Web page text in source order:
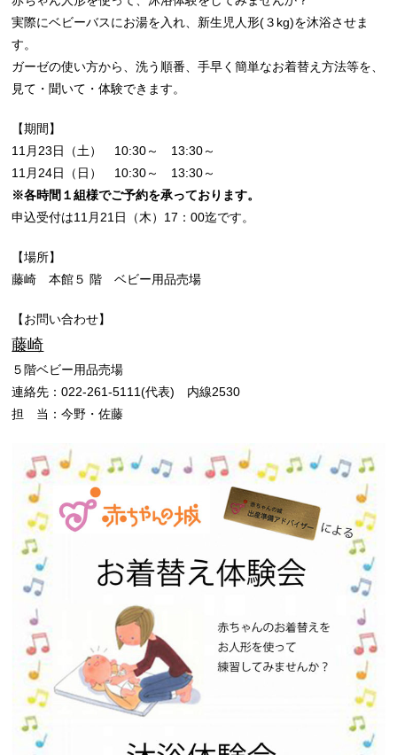
実際にベビーバスにお湯を入れ、新生児人形(３kg)を沐浴させま
す。
ガーゼの使い方から、洗う順番、手早く簡単なお着替え方法等を、
見て・聞いて・体験できます。
【期間】
11月23日（土） 10:30～ 13:30～
11月24日（日） 10:30～ 13:30～
※各時間１組様でご予約を承っております。
申込受付は11月21日（木）17：00迄です。
【場所】
藤崎 本館５ 階 ベビー用品売場
【お問い合わせ】
藤崎
５階ベビー用品売場
連絡先：022-261-5111(代表) 内線2530
担 当：今野・佐藤